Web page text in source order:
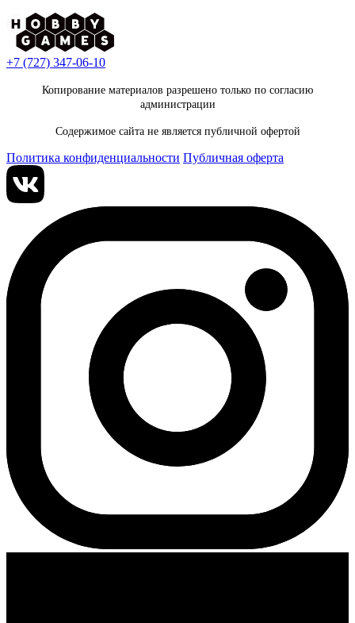
+7 (727) 347-06-10
Копирование материалов разрешено только по согласию
администрации
Содержимое сайта не является публичной офертой
Политика конфиденциальности Публичная оферта